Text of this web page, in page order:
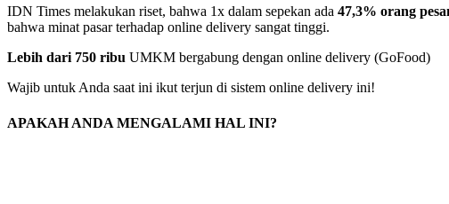
IDN Times melakukan riset, bahwa 1x dalam sepekan ada 47,3% orang
bahwa minat pasar terhadap online delivery sangat tinggi.
Lebih dari 750 ribu UMKM bergabung dengan online delivery (GoFood)
Wajib untuk Anda saat ini ikut terjun di sistem online delivery ini!
APAKAH ANDA MENGALAMI HAL INI?